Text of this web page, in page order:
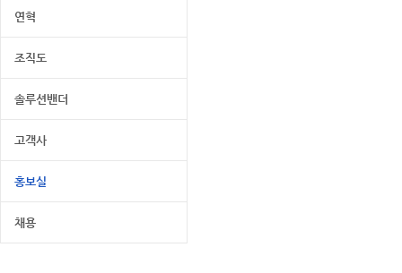
연혁
조직도
솔루션밴더
고객사
홍보실
채용